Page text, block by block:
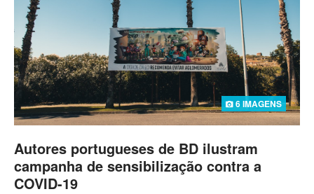
6 IMAGENS
Autores portugueses de BD ilustram
campanha de sensibilização contra a
COVID-19